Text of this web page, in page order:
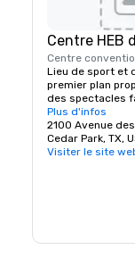
Centre HEB
Centre
Lieu de sport et
premier plan
des spectacles
Stars Hockey.
Plus d'infos
2100 Avenue
Cedar Park, TX,
Visiter le site